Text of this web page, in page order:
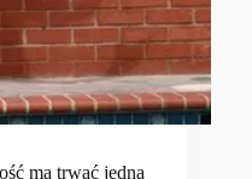
ma trwać jedną